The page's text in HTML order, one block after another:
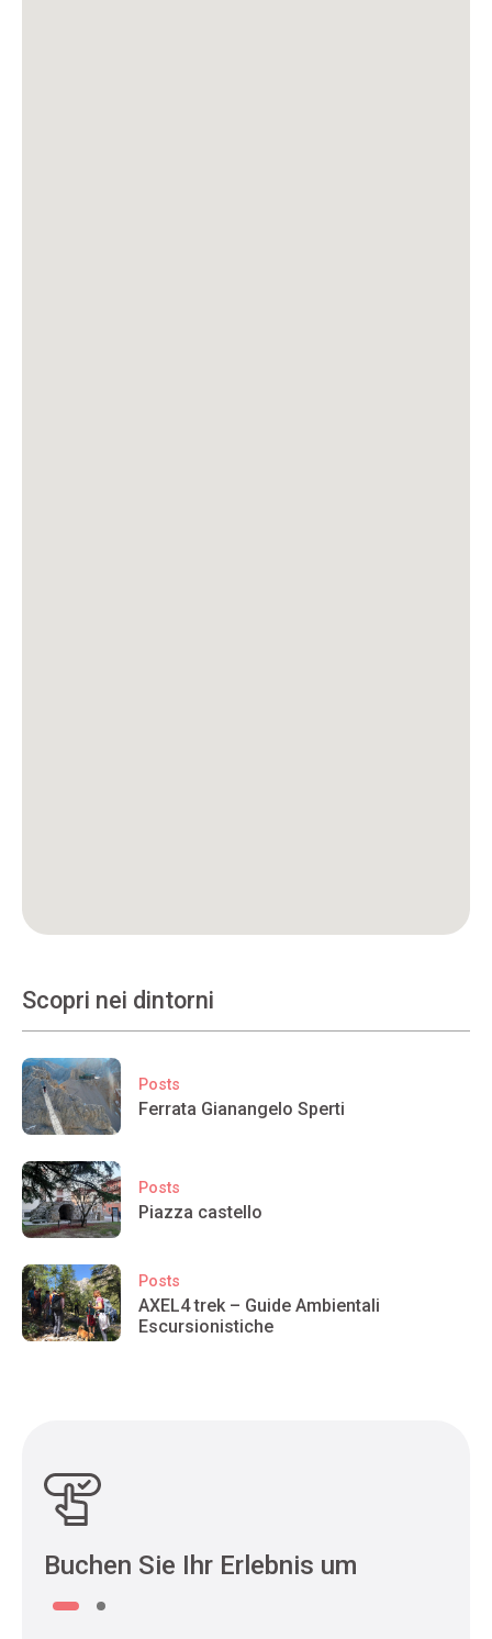
Scopri nei dintorni
Posts
Ferrata Gianangelo Sperti
Posts
Piazza castello
Posts
AXEL4 trek – Guide Ambientali
Escursionistiche
Buchen Sie Ihr Erlebnis um